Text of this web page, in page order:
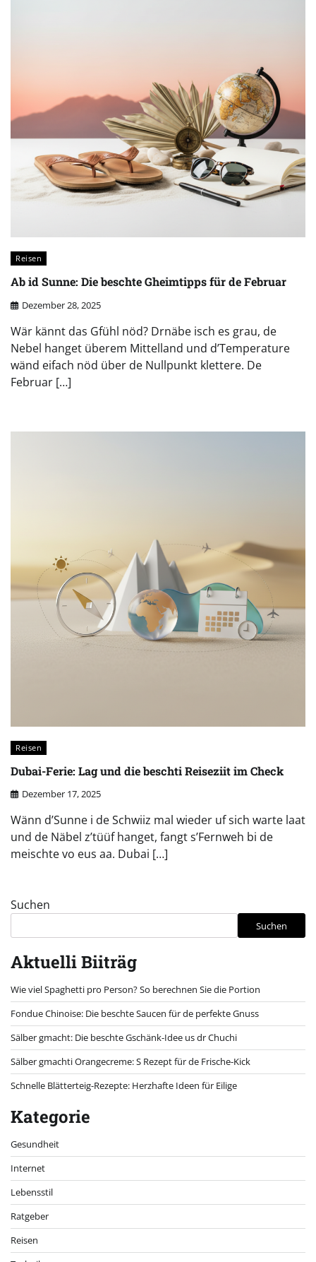
Reisen
Ab id Sunne: Die beschte Gheimtipps für de Februar
Dezember 28, 2025
Wär kännt das Gfühl nöd? Drnäbe isch es grau, de
Nebel hanget überem Mittelland und d’Temperature
wänd eifach nöd über de Nullpunkt klettere. De
Februar […]
Reisen
Dubai-Ferie: Lag und die beschti Reiseziit im Check
Dezember 17, 2025
Wänn d’Sunne i de Schwiiz mal wieder uf sich warte laat
und de Näbel z’tüüf hanget, fangt s’Fernweh bi de
meischte vo eus aa. Dubai […]
Suchen
Suchen
Aktuelli Biiträg
Wie viel Spaghetti pro Person? So berechnen Sie die Portion
Fondue Chinoise: Die beschte Saucen für de perfekte Gnuss
Sälber gmacht: Die beschte Gschänk-Idee us dr Chuchi
Sälber gmachti Orangecreme: S Rezept für de Frische-Kick
Schnelle Blätterteig-Rezepte: Herzhafte Ideen für Eilige
Kategorie
Gesundheit
Internet
Lebensstil
Ratgeber
Reisen